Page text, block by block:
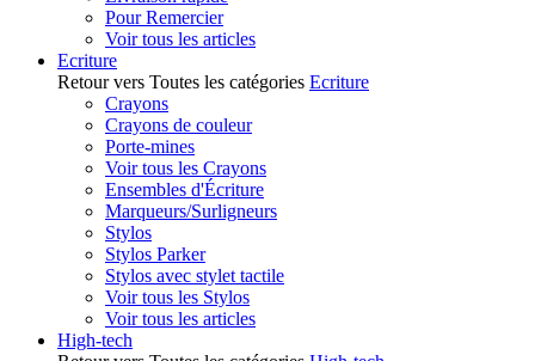
Pour Remercier
Voir tous les articles
Ecriture
Retour vers Toutes les catégories Ecriture
Crayons
Crayons de couleur
Porte-mines
Voir tous les Crayons
Ensembles d'Écriture
Marqueurs/Surligneurs
Stylos
Stylos Parker
Stylos avec stylet tactile
Voir tous les Stylos
Voir tous les articles
High-tech